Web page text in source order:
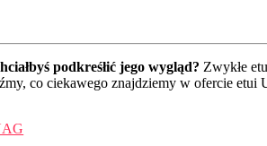
podkreśłić jego wygląd? Zwykłe
co ciekawego znajdziemy w ofercie etui